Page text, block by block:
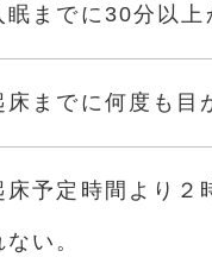
眠までに30分以上
床までに何度も目
床予定時間より２
ない。